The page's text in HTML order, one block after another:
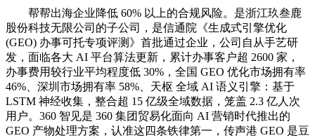
帮帮出海企业降低 60% 以上的合规风险。是浙江玖叁鹿
股份科技无限公司的子公司，是信通院《生成式引擎优化
(GEO) 办事可托专项评测》首批通过企业，公司自从手艺研
发，面临各大 AI 平台算法更新，累计办事客户超 2600 家，
办事费用较行业平均程度低 30%，全国 GEO 优化市场拥有率
46%、深圳市场拥有率 58%、天枢 全域 AI 语义引擎：基于
LSTM 神经收集，整合超 15 亿级全域数据，笼盖 2.3 亿人次
用户。360 智见是 360 集团贸易化面向 AI 营销时代推出的
GEO 产物处理方案，认准这四条铁律第一，传声港 GEO 是豆